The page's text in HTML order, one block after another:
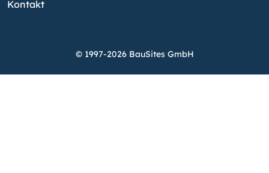
Kontakt
© 1997-2026 BauSites GmbH